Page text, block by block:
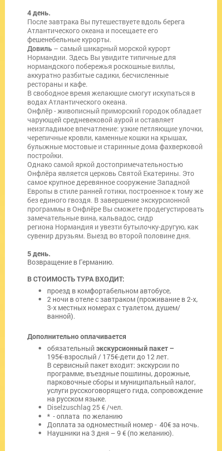
4 день.
После завтрака Вы путешествуете вдоль берега
Атлантического океана и посещаете его
фешенебельные курорты.
Довиль – самый шикарный морской курорт
Нормандии. Здесь Вы увидите типичные для
нормандского побережья роскошные виллы,
аккуратно разбитые садики, бесчисленные
рестораны и кафе.
В свободное время желающие смогут искупаться в
водах Атлантического океана.
Онфлёр - живописный приморский городок обладает
чарующей средневековой аурой и оставляет
неизгладимое впечатление: узкие петляющие улочки,
черепичные кровли, каменные кошки на крышах,
булыжные мостовые и старинные дома фахверковой
постройки.
Однако самой яркой достопримечательностью
Онфлёра является церковь Святой Екатерины. Это
самое крупное деревянное сооружение Западной
Европы в стиле ранней готики, построенное к тому же
без единого гвоздя. В завершение экскурсионной
программы в Онфлёре Вы сможете продегустировать
замечательные вина, кальвадос, сидр
региона Нормандия и увезти бутылочку-другую, как
сувенир друзьям. Выезд во второй половине дня.
5 день.
Возвращение в Германию.
В СТОИМОСТЬ ТУРА ВХОДИТ:
проезд в комфортабельном автобусе,
2 ночи в отеле с завтраком (проживание в 2-х,
3-х местных номерах с туалетом, душем/
ванной).
Дополнительнооплачивается
обязательный экскурсионныйпакет –
195€-взрослый / 175€-дети до 12 лет.
В сервисный пакет входит: экскурсии по
программе, въездные пошлины, дорожные,
парковочные сборы и муниципальный налог,
услуги русскоговорящего гида, сопровождение
на русском языке.
Diselzuschlag 25 € /чел.
* - оплата по желанию
Доплата за одноместный номер - 40€ за ночь.
Наушники на 3 дня – 9 € (по желанию).